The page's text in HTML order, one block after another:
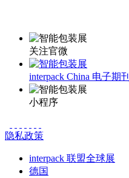
关注官微
interpack China 电子期刊
小程序
隐私政策
interpack 联盟全球展
德国